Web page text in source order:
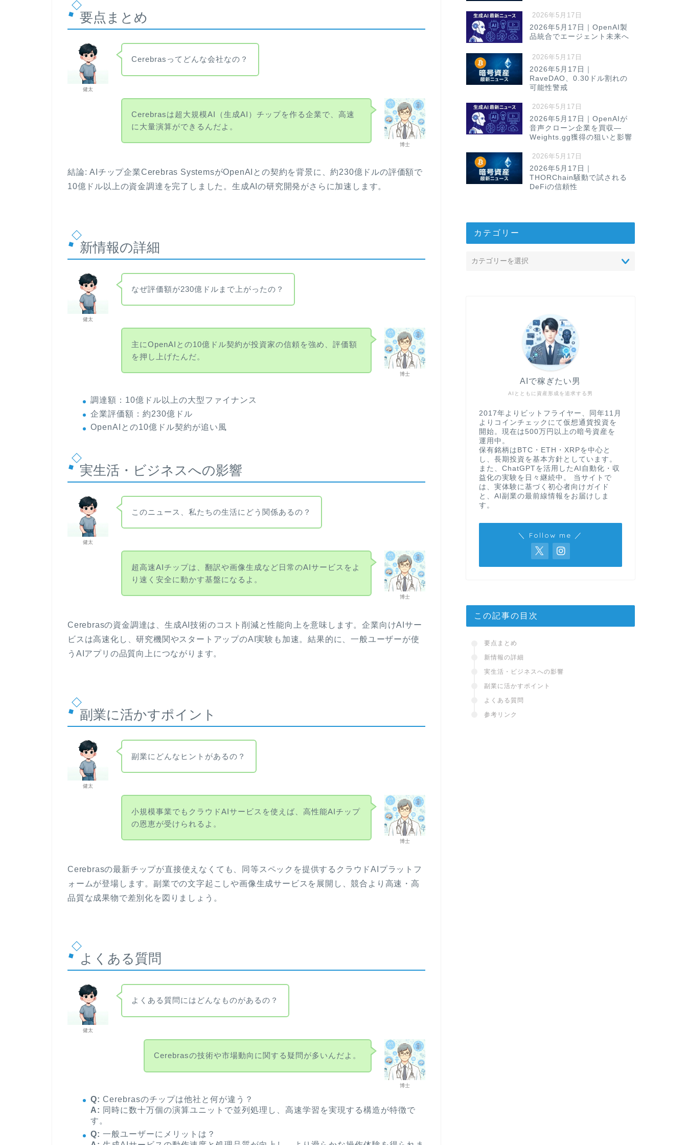
要点まとめ
健太
Cerebrasってどんな会社なの？
博士
Cerebrasは超大規模AI（生成AI）チップを作る企業で、高速
に大量演算ができるんだよ。
結論: AIチップ企業Cerebras SystemsがOpenAIとの契約を背景に、約230億ドルの評価額で
10億ドル以上の資金調達を完了しました。生成AIの研究開発がさらに加速します。
新情報の詳細
健太
なぜ評価額が230億ドルまで上がったの？
博士
主にOpenAIとの10億ドル契約が投資家の信頼を強め、評価額
を押し上げたんだ。
調達額：10億ドル以上の大型ファイナンス
企業評価額：約230億ドル
OpenAIとの10億ドル契約が追い風
実生活・ビジネスへの影響
健太
このニュース、私たちの生活にどう関係あるの？
博士
超高速AIチップは、翻訳や画像生成など日常のAIサービスをよ
り速く安全に動かす基盤になるよ。
Cerebrasの資金調達は、生成AI技術のコスト削減と性能向上を意味します。企業向けAIサー
ビスは高速化し、研究機関やスタートアップのAI実験も加速。結果的に、一般ユーザーが使
うAIアプリの品質向上につながります。
副業に活かすポイント
健太
副業にどんなヒントがあるの？
博士
小規模事業でもクラウドAIサービスを使えば、高性能AIチップ
の恩恵が受けられるよ。
Cerebrasの最新チップが直接使えなくても、同等スペックを提供するクラウドAIプラットフ
ォームが登場します。副業での文字起こしや画像生成サービスを展開し、競合より高速・高
品質な成果物で差別化を図りましょう。
よくある質問
健太
よくある質問にはどんなものがあるの？
博士
Cerebrasの技術や市場動向に関する疑問が多いんだよ。
Q: Cerebrasのチップは他社と何が違う？
A: 同時に数十万個の演算ユニットで並列処理し、高速学習を実現する構造が特徴で
す。
Q: 一般ユーザーにメリットは？
2026年5月17日
2026年5月17日｜OpenAI製
品統合でエージェント未来へ
2026年5月17日
2026年5月17日｜
RaveDAO、0.30ドル割れの
可能性警戒
2026年5月17日
2026年5月17日｜OpenAIが
音声クローン企業を買収—
Weights.gg獲得の狙いと影響
2026年5月17日
2026年5月17日｜
THORChain騒動で試される
DeFiの信頼性
カテゴリー
AIとともに資産形成を追求する男
AIで稼ぎたい男
2017年よりビットフライヤー、同年11月
よりコインチェックにて仮想通貨投資を
開始。現在は500万円以上の暗号資産を
運用中。
保有銘柄はBTC・ETH・XRPを中心と
し、長期投資を基本方針としています。
また、ChatGPTを活用したAI自動化・収
益化の実験を日々継続中。 当サイトで
は、実体験に基づく初心者向けガイド
と、AI副業の最前線情報をお届けしま
す。
＼ Follow me ／
この記事の目次
要点まとめ
新情報の詳細
実生活・ビジネスへの影響
副業に活かすポイント
よくある質問
参考リンク